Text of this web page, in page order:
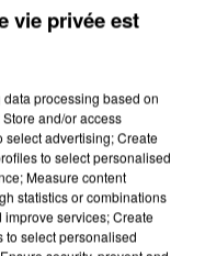
interpellé en
été interpellé
vie privée est
processing based on
and/or access
advertising; Create
to select personalised
Measure content
statistics or combinations
services; Create
to select personalised